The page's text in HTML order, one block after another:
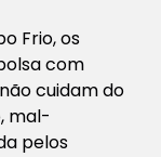
Frio, os
com
cuidam do
mal-
pelos